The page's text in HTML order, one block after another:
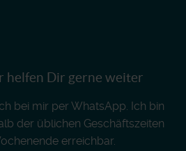
helfen Dir gerne weiter
bei mir per WhatsApp. Ich bin
der üblichen Geschäftszeiten
erreichbar.